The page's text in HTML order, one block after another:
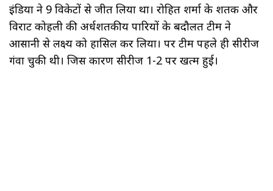
इंडिया ने 9 विकेटों से जीत लिया था। रोहित शर्मा के शतक और
विराट कोहली की अर्धशतकीय पारियों के बदौलत टीम ने
आसानी से लक्ष्य को हासिल कर लिया। पर टीम पहले ही सीरीज
गंवा चुकी थी। जिस कारण सीरीज 1-2 पर खत्म हुई।